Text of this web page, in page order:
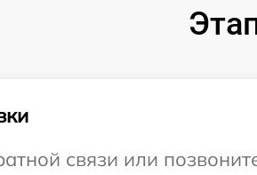
связи или